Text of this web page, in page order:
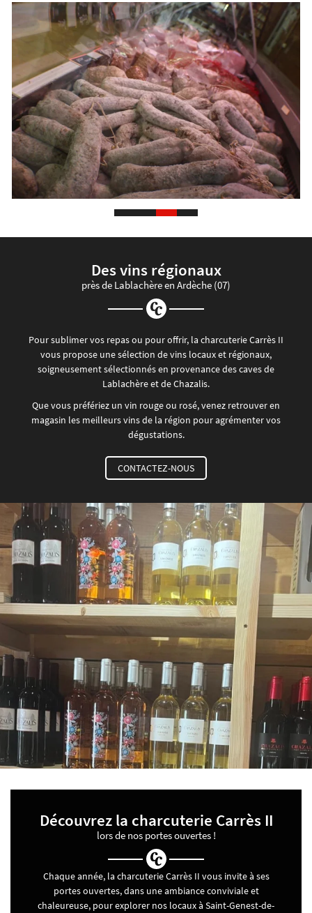
Des vins régionaux
près de Lablachère en Ardèche (07)
Pour sublimer vos repas ou pour offrir, la charcuterie Carrès II
vous propose une sélection de vins locaux et régionaux,
soigneusement sélectionnés en provenance des caves de
Lablachère et de Chazalis.
Que vous préfériez un vin rouge ou rosé, venez retrouver en
magasin les meilleurs vins de la région pour agrémenter vos
dégustations.
CONTACTEZ-NOUS
Découvrez la charcuterie Carrès II
lors de nos portes ouvertes !
Chaque année, la charcuterie Carrès II vous invite à ses
portes ouvertes, dans une ambiance conviviale et
chaleureuse, pour explorer nos locaux à Saint-Genest-de-